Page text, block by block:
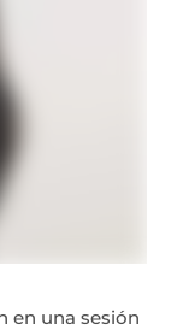
en una sesión